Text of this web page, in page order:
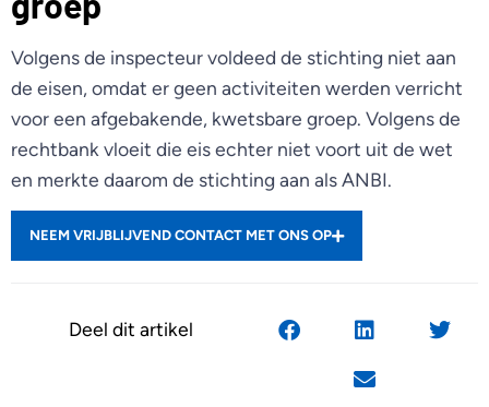
Volgens de inspecteur voldeed de stichting niet aan
de eisen, omdat er geen activiteiten werden verricht
voor een afgebakende, kwetsbare groep. Volgens de
rechtbank vloeit die eis echter niet voort uit de wet
en merkte daarom de stichting aan als ANBI.
NEEM VRIJBLIJVEND CONTACT MET ONS OP
Deel dit artikel